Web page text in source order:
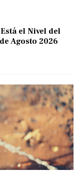
el Nivel del
Agosto 2026